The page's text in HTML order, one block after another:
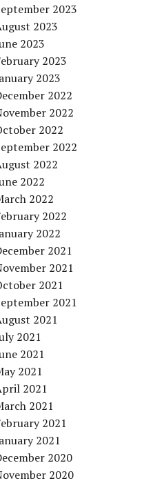
2023
2023
2023
2023
2023
2022
2022
2022
2022
2022
2022
2022
2022
2022
2021
2021
2021
2021
2021
2021
2021
2021
2021
2021
2021
2021
2020
2020